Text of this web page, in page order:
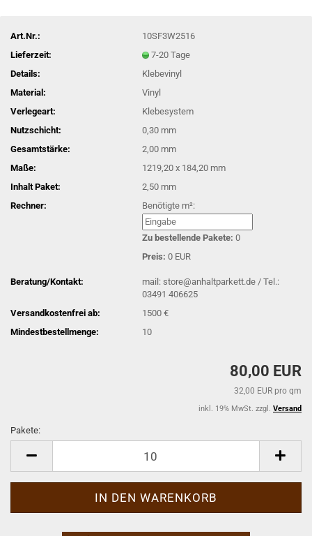
Art.Nr.:
10SF3W2516
Lieferzeit:
7-20 Tage
Details:
Klebevinyl
Material:
Vinyl
Verlegeart:
Klebesystem
Nutzschicht:
0,30 mm
Gesamtstärke:
2,00 mm
Maße:
1219,20 x 184,20 mm
Inhalt Paket:
2,50 mm
Rechner:
Benötigte m²:
Zu bestellende Pakete: 0
Preis: 0 EUR
Beratung/Kontakt:
mail: store@anhaltparkett.de / Tel.:
03491 406625
Versandkostenfrei ab:
1500 €
Mindestbestellmenge:
10
80,00 EUR
32,00 EUR pro qm
inkl. 19% MwSt. zzgl. Versand
Pakete: